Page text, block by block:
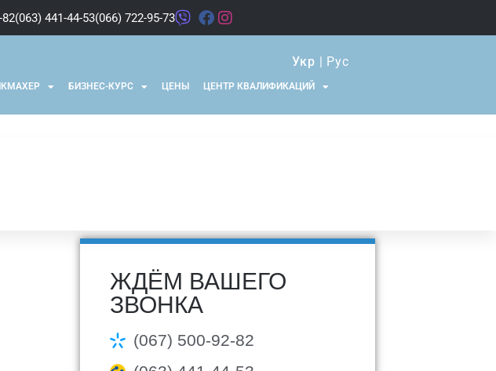
(063) 441-44-53(066) 722-95-73
Укр | Рус
БИЗНЕС-КУРС ЦЕНЫ ЦЕНТР КВАЛИФИКАЦИЙ
ЖДЁМ ВАШЕГО
ЗВОНКА
(067) 500-92-82